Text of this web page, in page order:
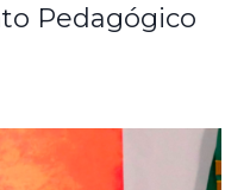
Pedagógico